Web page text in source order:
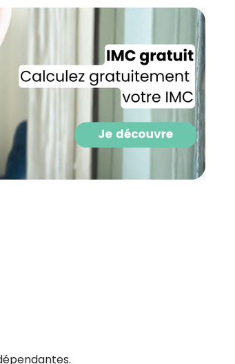
!
Ainsi que la newsletter
CROQ.
Je consens à ce que la société
Prisma Players analyse le taux
des courriels pour mesurer et
performances des campagnes.
pourrons savoir si vous ouvrez les